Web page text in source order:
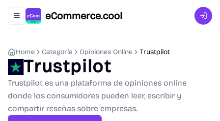
Abrir menú de navegación
eCommerce.cool
Home Categoría Opiniones Online Trustpilot
Trustpilot
Trustpilot es una plataforma de opiniones online
donde los consumidores pueden leer, escribir y
compartir reseñas sobre empresas.